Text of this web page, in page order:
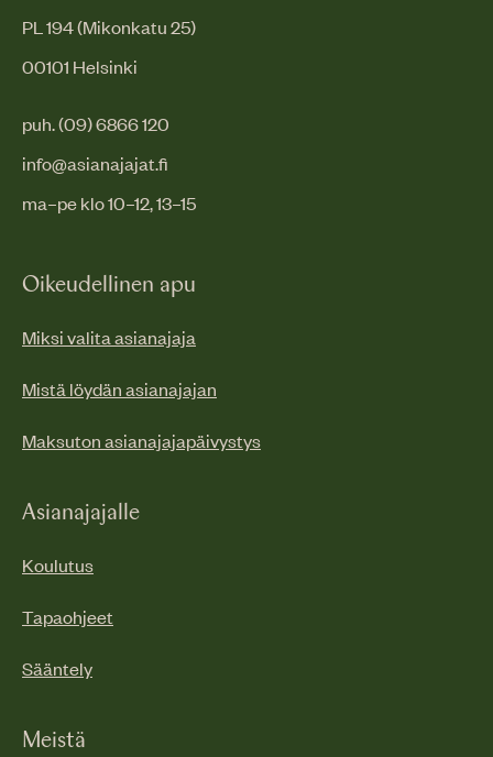
PL 194 (Mikonkatu 25)
00101 Helsinki
puh. (09) 6866 120
info@asianajajat.fi
ma–pe klo 10–12, 13–15
Oikeudellinen apu
Miksi valita asianajaja
Mistä löydän asianajajan
Maksuton asianajajapäivystys
Asianajajalle
Koulutus
Tapaohjeet
Sääntely
Meistä